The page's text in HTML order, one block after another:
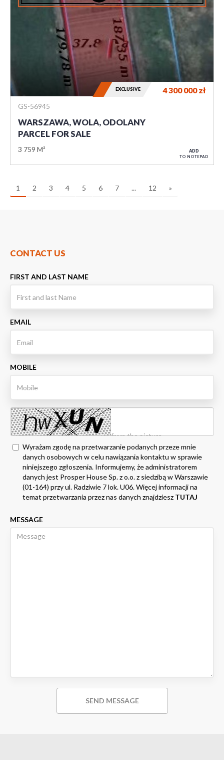
GS-56945
WARSZAWA, WOLA, ODOLANY
PARCEL FOR SALE
3 759 M²
4 300 000zł
EXCLUSIVE
ADD
TO NOTEPAD
1 2 3 4 5 6 7 ... 12 »
CONTACT US
FIRST AND LAST NAME
EMAIL
MOBILE
Wyrażam zgodę na przetwarzanie podanych przeze mnie
danych osobowych w celu nawiązania kontaktu w sprawie
niniejszego zgłoszenia. Informujemy, że administratorem
danych jest Prosper House Sp. z o.o. z siedzibą w Warszawie
(01-164) przy ul. Radziwie 7 lok. U06. Więcej informacji na
temat przetwarzania przez nas danych znajdziesz TUTAJ
MESSAGE